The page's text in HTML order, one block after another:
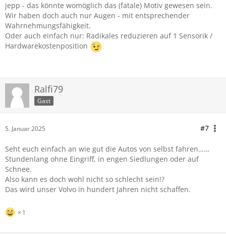
jepp - das könnte womöglich das (fatale) Motiv gewesen sein.
Wir haben doch auch nur Augen - mit entsprechender
Wahrnehmungsfähigkeit.
Oder auch einfach nur: Radikales reduzieren auf 1 Sensorik /
Hardwarekostenposition
Ralfi79
Gast
5. Januar 2025 #7
Seht euch einfach an wie gut die Autos von selbst fahren……
Stundenlang ohne Eingriff, in engen Siedlungen oder auf
Schnee.
Also kann es doch wohl nicht so schlecht sein!?
Das wird unser Volvo in hundert Jahren nicht schaffen.
1